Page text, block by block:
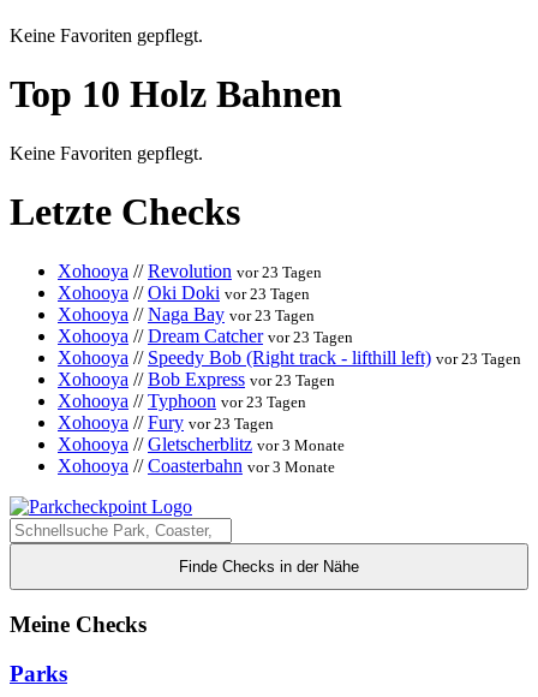
Keine Favoriten gepflegt.
Top 10 Holz Bahnen
Keine Favoriten gepflegt.
Letzte Checks
Xohooya //Revolution vor 23 Tagen
Xohooya //Oki Doki vor 23 Tagen
Xohooya //Naga Bay vor 23 Tagen
Xohooya //Dream Catcher vor 23 Tagen
Xohooya // Speedy Bob (Right track - lifthill left) vor 23 Tagen
Xohooya //Bob Express vor 23 Tagen
Xohooya //Typhoon vor 23 Tagen
Xohooya //Fury vor 23 Tagen
Xohooya //Gletscherblitz vor 3 Monate
Xohooya //Coasterbahn vor 3 Monate
Finde Checks in der Nähe
Meine Checks
Parks